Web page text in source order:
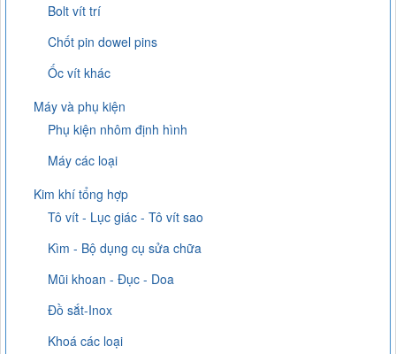
Bolt vít trí
Chốt pin dowel pins
Ốc vít khác
Máy và phụ kiện
Phụ kiện nhôm định hình
Máy các loại
Kim khí tổng hợp
Tô vít - Lục giác - Tô vít sao
Kìm - Bộ dụng cụ sửa chữa
Mũi khoan - Đục - Doa
Đồ sắt-Inox
Khoá các loại